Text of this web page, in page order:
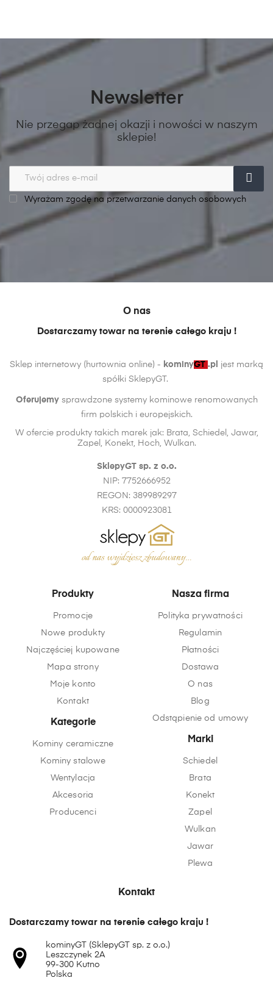
Newsletter
Nie przegap żadnej okazji i nowości w naszym
sklepie!
Wyrażam zgodę na przetwarzanie danych osobowych
O nas
Dostarczamy towar na terenie całego kraju !
Sklep internetowy (hurtownia online) - kominyGT .pl
jest marką
spółki SklepyGT.
Oferujemysprawdzone systemy kominowe renomowanych
firm polskich i europejskich.
W ofercie produkty takich marek jak: Brata, Schiedel, Jawar,
Zapel, Konekt, Hoch, Wulkan.
SklepyGT sp. z o.o.
NIP: 7752666952
REGON: 389989297
KRS: 0000923081
Produkty
Promocje
Nowe produkty
Najczęściej kupowane
Mapa strony
Moje konto
Kontakt
Kategorie
Kominy ceramiczne
Kominy stalowe
Wentylacja
Akcesoria
Producenci
Nasza firma
Polityka prywatności
Regulamin
Płatności
Dostawa
O nas
Blog
Odstąpienie od umowy
Marki
Schiedel
Brata
Konekt
Zapel
Wulkan
Jawar
Plewa
Kontakt
Dostarczamy towar na terenie całego kraju !
kominyGT (SklepyGT sp. z o.o.)
Leszczynek 2A
99-300 Kutno
Polska